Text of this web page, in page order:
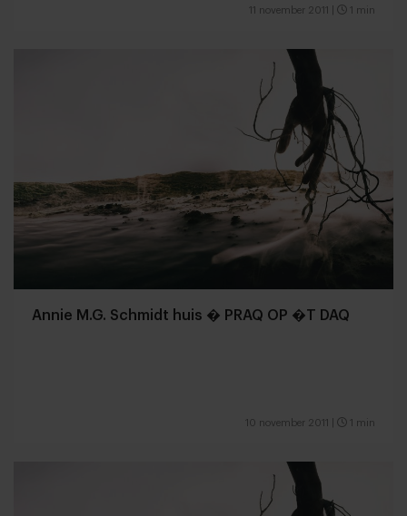
11 november 2011 1 min
Annie M.G. Schmidt huis � PRAQ OP �T DAQ
10 november 2011 1 min